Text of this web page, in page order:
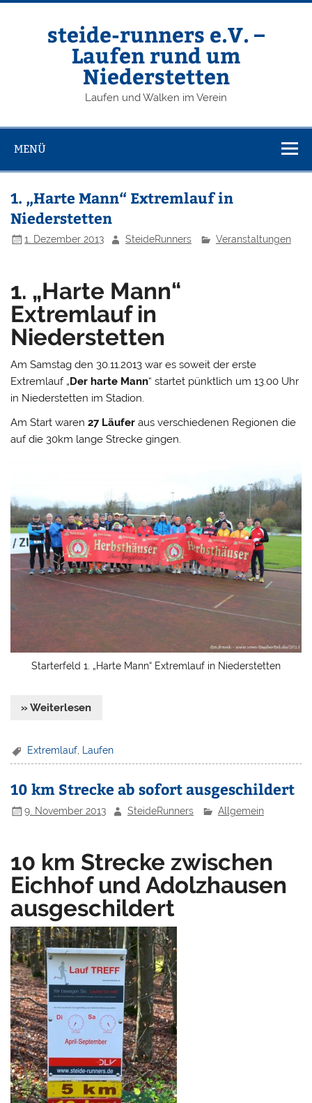
Zum
steide-runners e.V. –
Laufen rund um
Niederstetten
Laufen und Walken im Verein
MENÜ
1. „Harte Mann“ Extremlauf in
Niederstetten
1. Dezember 2013 SteideRunners Veranstaltungen
1. „Harte Mann“
Extremlauf in
Niederstetten
Am Samstag den 30.11.2013 war es soweit der erste
Extremlauf „Der harte Mann“ startet pünktlich um 13.00 Uhr
in Niederstetten im Stadion.
Am Start waren27 Läufer aus verschiedenen Regionen die
auf die 30km lange Strecke gingen.
Starterfeld 1. „Harte Mann“ Extremlauf in Niederstetten
» Weiterlesen
Extremlauf Laufen
10 km Strecke ab sofort ausgeschildert
9. November 2013 SteideRunners Allgemein
10 km Strecke zwischen
Eichhof und Adolzhausen
ausgeschildert